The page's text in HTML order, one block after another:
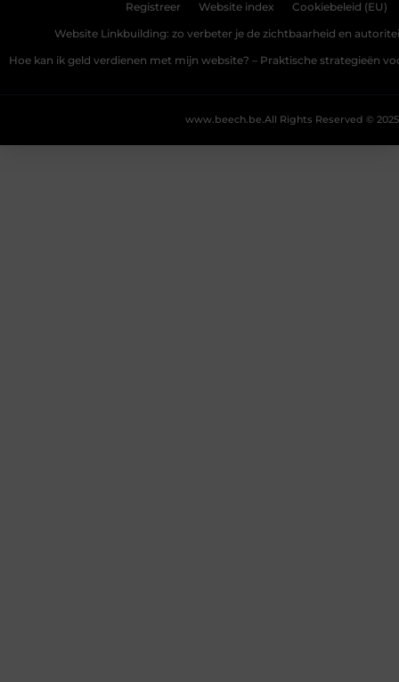
Registreer Website index Cookiebeleid (EU)
Website Linkbuilding: zo verbeter je de zichtbaarheid en
Hoe kan ik geld verdienen met mijn website? – Praktische strategieën
All Rights Reserved © 2025
www.beech.be.